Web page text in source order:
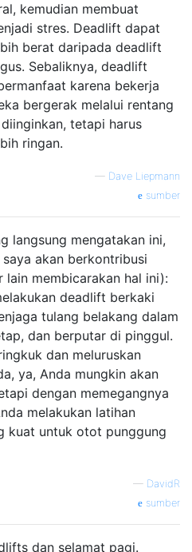
kemudian membuat
stres. Deadlift dapat
berat daripada deadlift
Sebaliknya, deadlift
karena bekerja
bergerak melalui rentang
tetapi harus
ringan.
— Dave Liepmann
sumber
langsung mengatakan ini,
akan berkontribusi
lain membicarakan hal ini):
deadlift berkaki
tulang belakang dalam
dan berputar di pinggul.
dan meluruskan
ya, Anda mungkin akan
dengan memegangnya
melakukan latihan
kuat untuk otot punggung
— DavidR
sumber
dan selamat pagi.